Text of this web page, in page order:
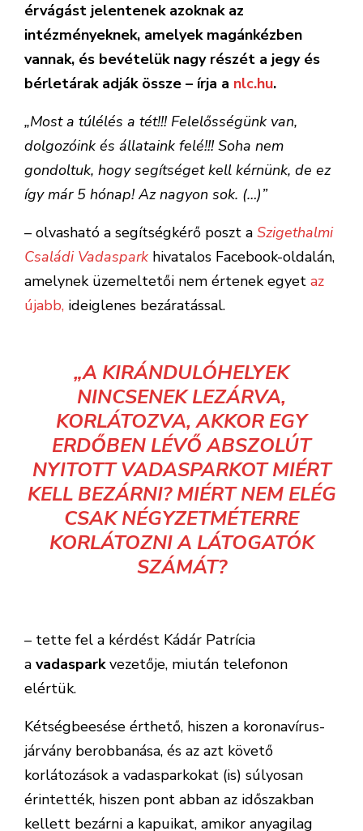
érvágást jelentenek azoknak az
intézményeknek, amelyek magánkézben
vannak, és bevételük nagy részét a jegy és
bérletárak adják össze – írja a nlc.hu.
„Most a túlélés a tét!!! Felelősségünk van,
dolgozóink és állataink felé!!! Soha nem
gondoltuk, hogy segítséget kell kérnünk, de ez
így már 5 hónap! Az nagyon sok. (…)”
– olvasható a segítségkérő poszt a Szigethalmi
Családi Vadaspark hivatalos Facebook-oldalán,
amelynek üzemeltetői nem értenek egyet az
újabb, ideiglenes bezáratással.
„A KIRÁNDULÓHELYEK
NINCSENEK LEZÁRVA,
KORLÁTOZVA, AKKOR EGY
ERDŐBEN LÉVŐ ABSZOLÚT
NYITOTT VADASPARKOT MIÉRT
KELL BEZÁRNI? MIÉRT NEM ELÉG
CSAK NÉGYZETMÉTERRE
KORLÁTOZNI A LÁTOGATÓK
SZÁMÁT?
– tette fel a kérdést Kádár Patrícia
a vadasparkvezetője, miután telefonon
elértük.
Kétségbeesése érthető, hiszen a koronavírus-
járvány berobbanása, és az azt követő
korlátozások a vadasparkokat (is) súlyosan
érintették, hiszen pont abban az időszakban
kellett bezárni a kapuikat, amikor anyagilag